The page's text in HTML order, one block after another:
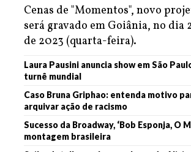
Cenas de "Momentos", novo
será gravado em Goiânia, no dia
de 2023 (quarta-feira).
Laura Pausini anuncia show em São
turnê mundial
Caso Bruna Griphao: entenda motivo
arquivar ação de racismo
Sucesso da Broadway, ‘Bob Esponja, O
montagem brasileira